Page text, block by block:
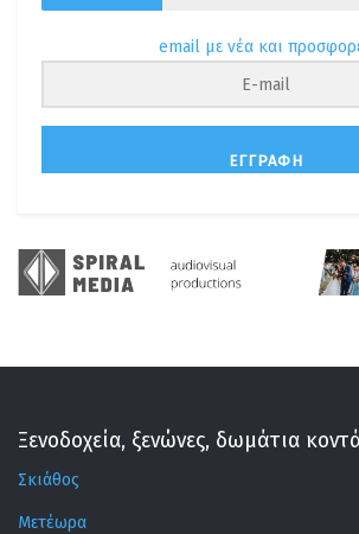
email με νέα και
ΕΓΓΡΑΦΉ
Ξενοδοχεία, ξενώνες, δωμάτια
Σκιάθος
Μετέωρα